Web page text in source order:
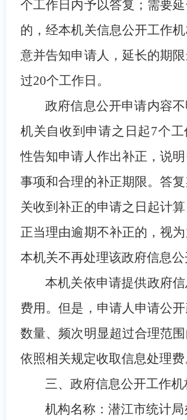
个工作日内予以答复；需要
的，经本机关信息公开工作
意并告知申请人，延长的期
过20个工作日。
政府信息公开申请内容
机关自收到申请之日起7个工
性告知申请人作出补正，说
事项和合理的补正期限。答
关收到补正的申请之日起计
正当理由逾期不补正的，视为
本机关不再处理该政府信息公
本机关依申请提供政府
费用。但是，申请人申请公
数量、频次明显超过合理范
依照相关规定收取信息处理费
三、政府信息公开工作机
机构名称：潜江市统计局